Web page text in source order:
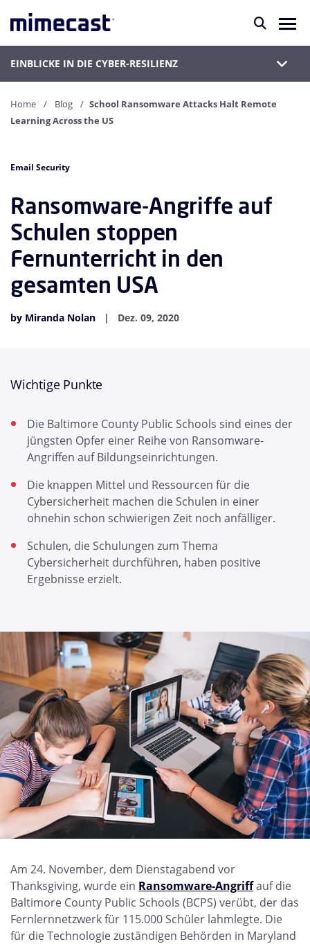
EINBLICKE IN DIE CYBER-RESILIENZ
Home Blog
School Ransomware Attacks Halt Remote
Learning Across the US
Email Security
Ransomware-Angriffe auf
Schulen stoppen
Fernunterricht in den
gesamten USA
by Miranda Nolan Dez. 09, 2020
Wichtige Punkte
Die Baltimore County Public Schools sind eines der
jüngsten Opfer einer Reihe von Ransomware-
Angriffen auf Bildungseinrichtungen.
Die knappen Mittel und Ressourcen für die
Cybersicherheit machen die Schulen in einer
ohnehin schon schwierigen Zeit noch anfälliger.
Schulen, die Schulungen zum Thema
Cybersicherheit durchführen, haben positive
Ergebnisse erzielt.
Am 24. November, dem Dienstagabend vor
Thanksgiving, wurde ein Ransomware-Angriffauf die
Baltimore County Public Schools (BCPS) verübt, der das
Fernlernnetzwerk für 115.000 Schüler lahmlegte. Die
für die Technologie zuständigen Behörden in Maryland